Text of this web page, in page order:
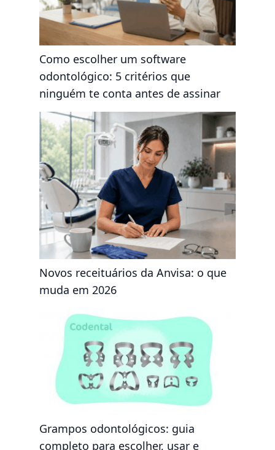
Como escolher um software
odontológico: 5 critérios que
ninguém te conta antes de assinar
Novos receituários da Anvisa: o que
muda em 2026
Grampos odontológicos: guia
completo para escolher, usar e